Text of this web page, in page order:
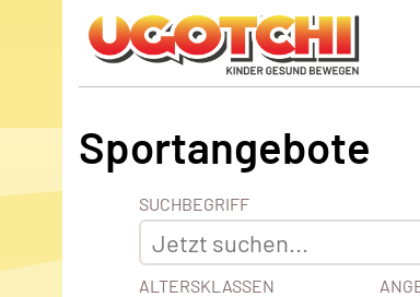
Sportangebote
SUCHBEGRIFF
ALTERSKLASSEN